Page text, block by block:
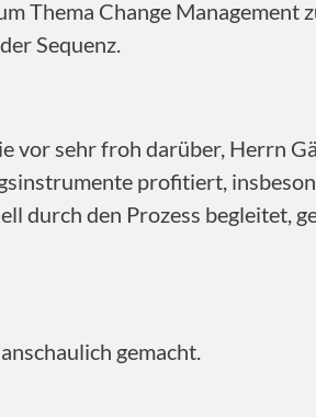
Thema Change Management
Sequenz.
vor sehr froh darüber, Herrn
profitiert,
durch den Prozess begleitet,
gemacht.